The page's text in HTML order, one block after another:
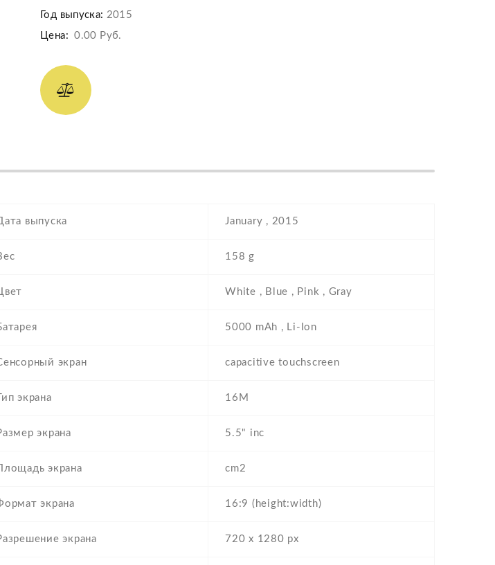
Год выпуска: 2015
Цена: 0.00 Руб.
выпуска January , 2015
158 g
White , Blue , Pink , Gray
5000 mAh , Li-Ion
экран capacitive touchscreen
Тип экрана 16M
экрана 5.5" inc
Площадь экрана cm2
экрана 16:9 (height:width)
экрана 720 x 1280 px